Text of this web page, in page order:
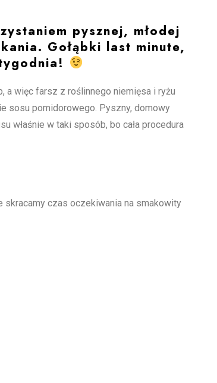
pysznej, młodej
Gołąbki last minute,
a więc farsz z roślinnego niemięsa i ryżu
sosu pomidorowego. Pyszny, domowy
właśnie w taki sposób, bo cała procedura
czas oczekiwania na smakowity